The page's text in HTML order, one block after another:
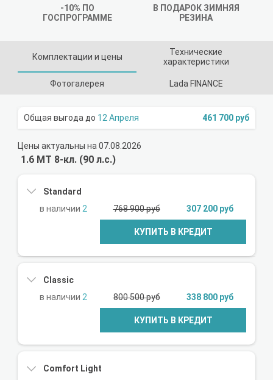
-10% ПО
ГОСПРОГРАММЕ
В ПОДАРОК ЗИМНЯЯ
РЕЗИНА
Комплектации и цены
Технические
характеристики
Фотогалерея Lada FINANCE
12 Апреля 461 700 руб
Цены актуальны на 07.08.2026
1.6 МТ 8-кл. (90 л.с.)
Standard
2
768 900 руб 307 200 руб
КУПИТЬ В КРЕДИТ
Classic
2
800 500 руб 338 800 руб
КУПИТЬ В КРЕДИТ
Comfort Light